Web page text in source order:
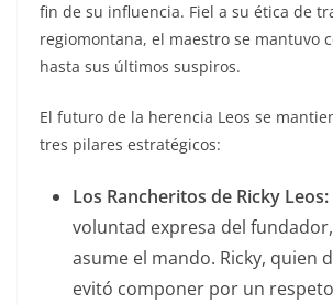
fin de su influencia. Fiel a su ética de
regiomontana, el maestro se mantuvo
hasta sus últimos suspiros.
El futuro de la herencia Leos se
tres pilares estratégicos:
Los Rancheritos de Ricky Leos:
voluntad expresa del
asume el mando. Ricky, quien
evitó componer por un